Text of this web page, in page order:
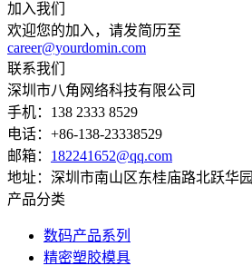
加入我们
欢迎您的加入，请发简历至
career@yourdomin.com
联系我们
深圳市八角网络科技有限公司
手机：138 2333 8529
电话：+86-138-23338529
邮箱： 182241652@qq.com
地址：深圳市南山区东桂庙路北跃华园
产品分类
数码产品系列
精密塑胶模具